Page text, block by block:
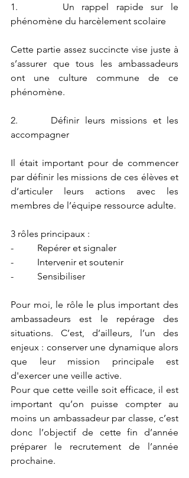
1.      Un rappel rapide sur le
phénomène du harcèlement scolaire
Cette partie assez succincte vise juste à
s’assurer que tous les ambassadeurs
ont une culture commune de ce
phénomène.
2.      Définir leurs missions et les
accompagner
Il était important pour de commencer
par définir les missions de ces élèves et
d’articuler leurs actions avec les
membres de l’équipe ressource adulte.
3 rôles principaux :
-          Repérer et signaler
-          Intervenir et soutenir
-          Sensibiliser
Pour moi, le rôle le plus important des
ambassadeurs est le repérage des
situations. C’est, d’ailleurs, l’un des
enjeux : conserver une dynamique alors
que leur mission principale est
d'exercer une veille active.
Pour que cette veille soit efficace, il est
important qu’on puisse compter au
moins un ambassadeur par classe, c’est
donc l’objectif de cette fin d’année
préparer le recrutement de l’année
prochaine.